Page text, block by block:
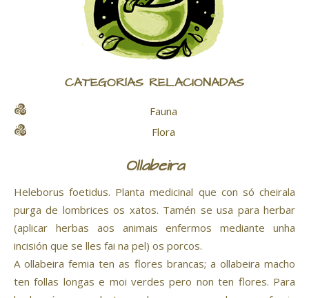
CATEGORÍAS RELACIONADAS
Fauna
Flora
Ollabeira
Heleborus foetidus. Planta medicinal que con só cheirala
purga de lombrices os xatos. Tamén se usa para herbar
(aplicar herbas aos animais enfermos mediante unha
incisión que se lles fai na pel) os porcos.
A ollabeira femia ten as flores brancas; a ollabeira macho
ten follas longas e moi verdes pero non ten flores. Para